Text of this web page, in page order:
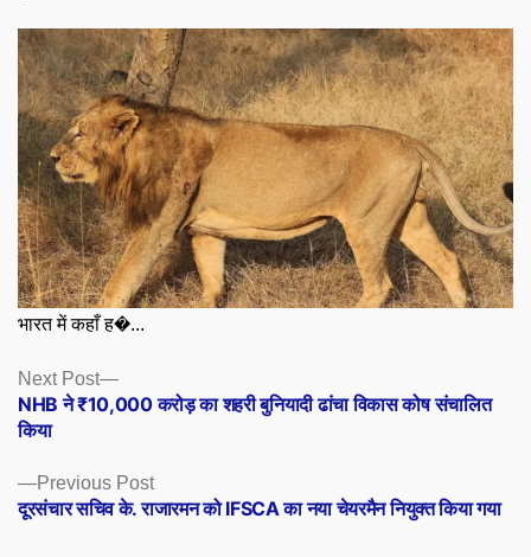
भारत में कहाँ ह�...
Posts
navigation
Previous PostPrevious
post:
दूरसंचार सचिव के. राजारमन को IFSCA का नया चेयरमैन नियुक्त किया गया
Next Post
Next
post:
NHB ने ₹10,000 करोड़ का शहरी बुनियादी ढांचा विकास कोष संचालित
किया